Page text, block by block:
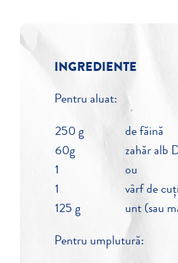
INGREDIENTE
Pentru aluat:
250 g
de făină
60g
zahăr alb
1
ou
1
vârf de
125 g
unt (sau
Pentru umplutură: